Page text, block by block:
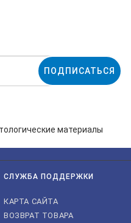
ПОДПИСАТЬСЯ
СЛУЖБА ПОДДЕРЖКИ
КАРТА САЙТА
ВОЗВРАТ ТОВАРА